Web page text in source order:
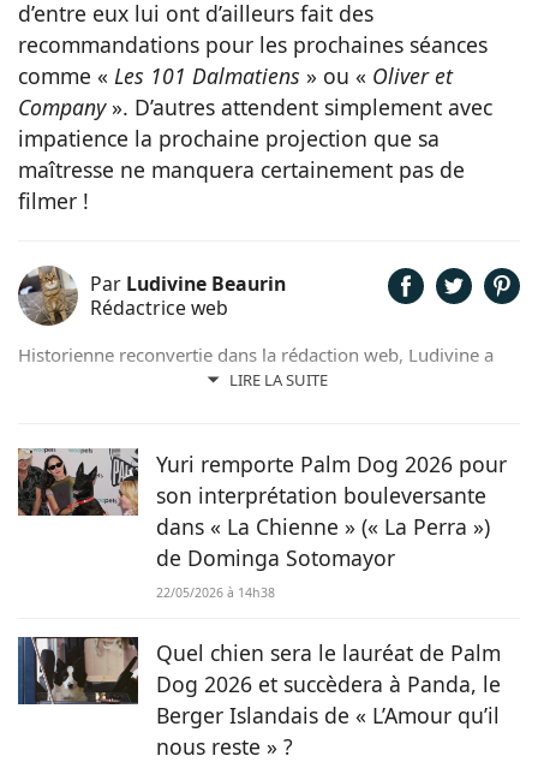
d’entre eux lui ont d’ailleurs fait des
recommandations pour les prochaines séances
comme « Les 101 Dalmatiens » ou « Oliver et
Company ». D’autres attendent simplement avec
impatience la prochaine projection que sa
maîtresse ne manquera certainement pas de
filmer !
Par Ludivine Beaurin
Rédactrice web
LIRE LA SUITE
Historienne reconvertie dans la rédaction web, Ludivine a
toujours adoré l’écriture et les animaux. Maîtresse de 6
Yuri remporte Palm Dog 2026 pour
son interprétation bouleversante
dans « La Chienne » (« La Perra »)
de Dominga Sotomayor
22/05/2026 à 14h38
Quel chien sera le lauréat de Palm
Dog 2026 et succèdera à Panda, le
Berger Islandais de « L’Amour qu’il
nous reste » ?